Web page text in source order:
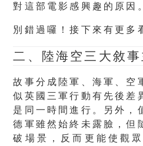
對這部電影感興趣的原因
別錯過囉！接下來有更多
二、陸海空三大敘事
故事分成陸軍、海軍、空
似英國三軍行動有先後差
是同一時間進行。另外，
德軍雖然始終未露臉，但
破場景，反而更能使觀